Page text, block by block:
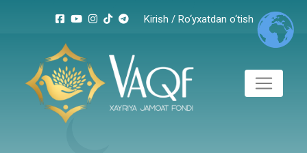
vaqf.
Kirish / Ro‘yxatdan o‘tish